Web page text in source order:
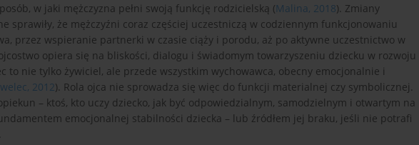
w jaki mężczyzna pełni swoją funkcję rodzicielską (Malina, 2018). Zmiany
sprawiły, że mężczyźni coraz częściej uczestniczą w codziennym funkcjonowaniu
przez wspieranie partnerki w czasie ciąży i porodu, aż po aktywne uczestnictwo w
opiera się na bliskości, dialogu i świadomym towarzyszeniu dziecku w rozwoju
to nie tylko żywiciel, ale przede wszystkim wychowawca, obecny emocjonalnie i
2012). Rola ojca nie sprowadza się więc do funkcji materialnej czy symbolicznej.
– ktoś, kto uczy dziecko, jak być odpowiedzialnym, samodzielnym i otwartym na
emocjonalnej stabilności dziecka – lub źródłem jej braku, jeśli nie potrafi